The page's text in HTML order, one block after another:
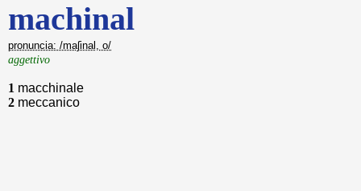
machinal
pronuncia: /maʃinal, o/
aggettivo
1 macchinale
2 meccanico